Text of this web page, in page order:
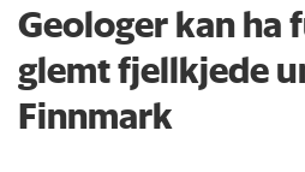
Geologer kan ha
glemt fjellkjede
Finnmark